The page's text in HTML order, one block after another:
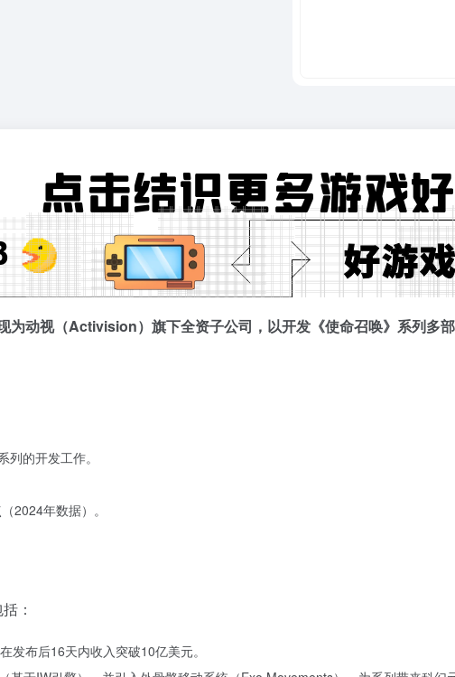
动视（Activision）旗下全资子公司，以开发《使命召唤》系列多
的开发工作。
2024年数据）。
：
发布后16天内收入突破10亿美元。